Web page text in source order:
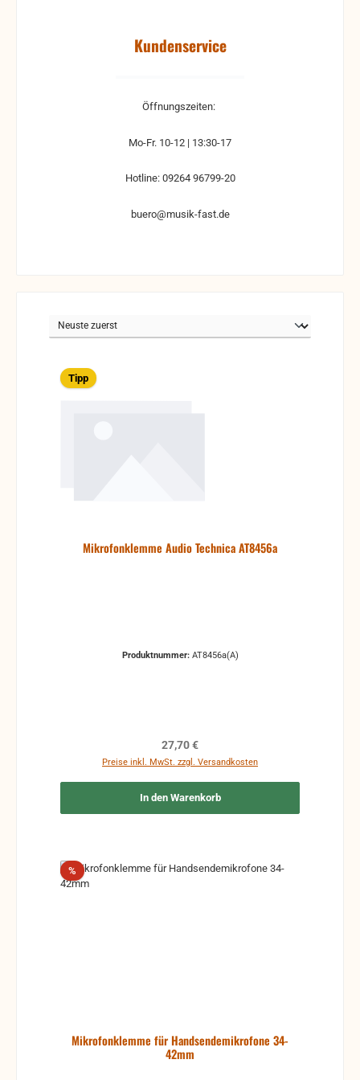
Kundenservice
Öffnungszeiten:
Mo-Fr. 10-12 | 13:30-17
Hotline: 09264 96799-20
buero@musik-fast.de
Tipp
Mikrofonklemme Audio Technica AT8456a
Produktnummer: AT8456a(A)
Regulärer Preis:
27,70 €
Preise inkl. MwSt. zzgl. Versandkosten
In den Warenkorb
%Rabatt
Mikrofonklemme für Handsendemikrofone 34-
42mm